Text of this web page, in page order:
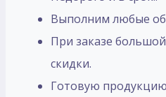
Выполним любые
При заказе
скидки.
Готовую